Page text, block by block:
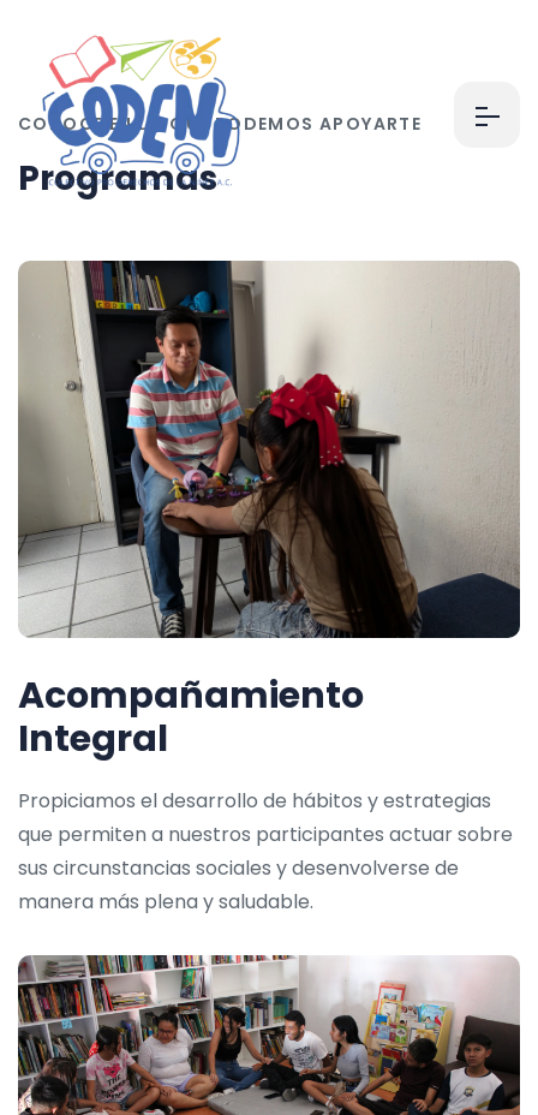
CONOCE EN LO QUE PODEMOS APOYARTE
Programas
Acompañamiento
Integral
Propiciamos el desarrollo de hábitos y estrategias
que permiten a nuestros participantes actuar sobre
sus circunstancias sociales y desenvolverse de
manera más plena y saludable.